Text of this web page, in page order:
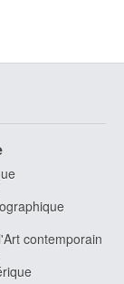
contemporain